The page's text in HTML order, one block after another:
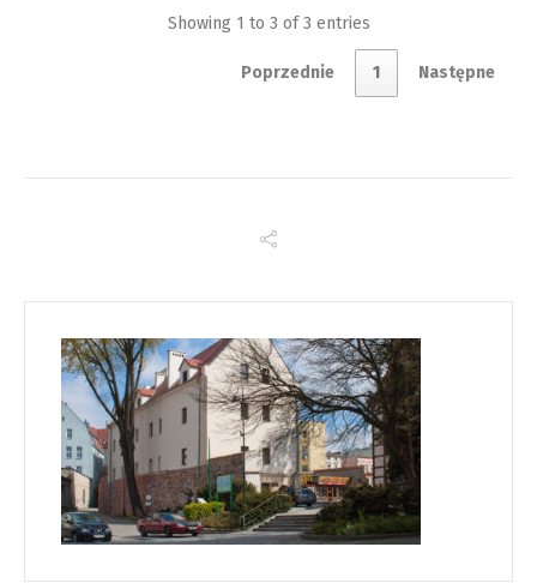
Showing 1 to 3 of 3 entries
Poprzednie 1 Następne